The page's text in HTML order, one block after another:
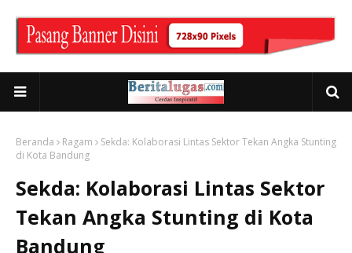
Beranda Ragam
Sekda: Kolaborasi Lintas Sektor Tekan Angka Stunting
di Kota Bandung
Sekda: Kolaborasi Lintas Sektor
Tekan Angka Stunting di Kota
Bandung